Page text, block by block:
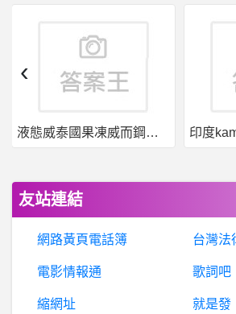
女人話題- 有沒有覺得路上的
液態威泰國果凍威而鋼哪裡買
‹
友站連結
網路黃頁電話簿 台灣法
電影情報通 歌詞吧
縮網址 就是發